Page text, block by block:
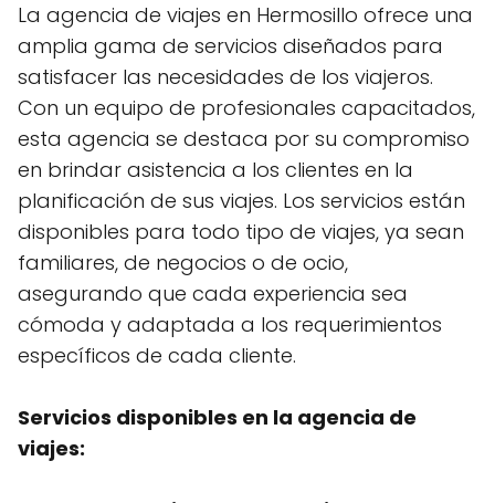
La agencia de viajes en Hermosillo ofrece una
amplia gama de servicios diseñados para
satisfacer las necesidades de los viajeros.
Con un equipo de profesionales capacitados,
esta agencia se destaca por su compromiso
en brindar asistencia a los clientes en la
planificación de sus viajes. Los servicios están
disponibles para todo tipo de viajes, ya sean
familiares, de negocios o de ocio,
asegurando que cada experiencia sea
cómoda y adaptada a los requerimientos
específicos de cada cliente.
Servicios disponibles en la agencia de
viajes: